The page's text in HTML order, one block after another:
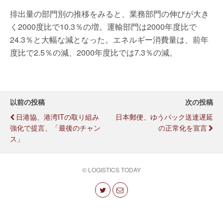
排出量の部門別の推移をみると、業務部門の伸びが大き
く2000度比で10.3％の増。運輸部門は2000年度比で
24.3％と大幅な減となった。エネルギー消費量は、前年
度比で2.5％の減、2000年度比では7.3％の減。
以前の投稿
日港協、港湾ITの取り組み
強化で提言、「最後のチャン
ス」
次の投稿
日本郵便、ゆうパック送達遅延
の正常化を宣言
© LOGISTICS TODAY